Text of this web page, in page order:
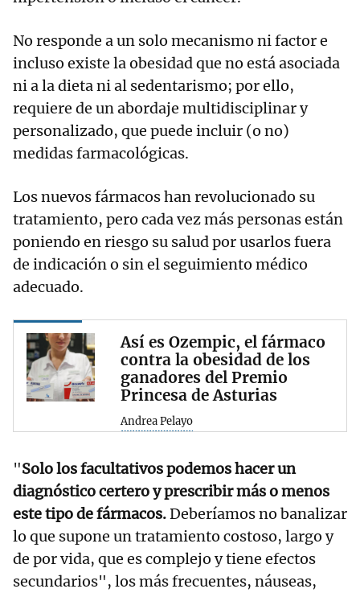
No responde a un solo mecanismo ni factor e
incluso existe la obesidad que no está asociada
ni a la dieta ni al sedentarismo; por ello,
requiere de un abordaje multidisciplinar y
personalizado, que puede incluir (o no)
medidas farmacológicas.
Los nuevos fármacos han revolucionado su
tratamiento, pero cada vez más personas están
poniendo en riesgo su salud por usarlos fuera
de indicación o sin el seguimiento médico
adecuado.
Así es Ozempic, el fármaco
contra la obesidad de los
ganadores del Premio
Princesa de Asturias
Andrea Pelayo
"Solo los facultativos podemos hacer un
diagnóstico certero y prescribir más o menos
este tipo de fármacos.Deberíamos no banalizar
lo que supone un tratamiento costoso, largo y
de por vida, que es complejo y tiene efectos
secundarios", los más frecuentes, náuseas,